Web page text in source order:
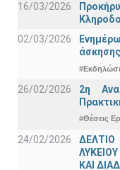
16/03/2026
02/03/2026
26/02/2026
2η
#Θέσεις
24/02/2026
ΚΑΙ